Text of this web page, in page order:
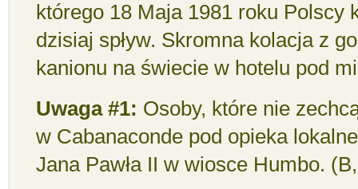
którego 18 Maja 1981 roku
dzisiaj spływ. Skromna kolacja z
kanionu na świecie w hotelu pod
Uwaga #1: Osoby, które nie
w Cabanaconde pod opieka
Jana Pawła II w wiosce Humbo.